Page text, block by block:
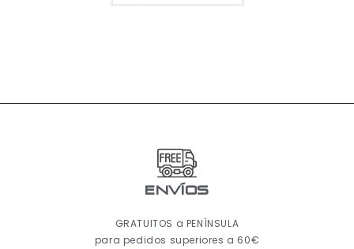
ENVÍOS
GRATUITOS a PENÍNSULA
para pedidos superiores a 60€